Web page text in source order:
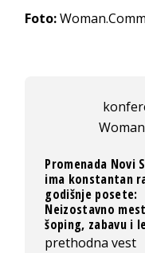
Foto:Woman.Comm
Promenada Novi
ima konstantan
godišnje posete:
Neizostavno
šoping, zabavu i
prethodna vest